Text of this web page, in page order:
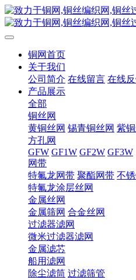
铜网首页
关于我们
公司简介 在线留言 在线
产品展示
全部
铜丝网
黄铜丝网 锡青铜丝网 紫
方孔网
GFW GF1W GF2W GF3W
网带
特氟龙网带 聚酯网带 不
特氟龙涂层丝网
金属丝网
金属筛网 合金丝网
过滤器滤网
微米过滤器滤网
金属滤芯
船用滤网
除尘滤筒 过滤筛管